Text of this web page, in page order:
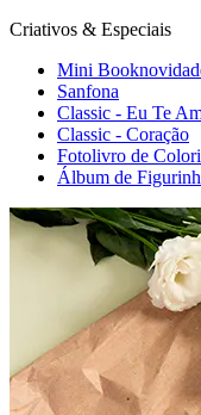
Criativos & Especiais
Mini Book
Sanfona
Classic - Eu Te
Classic - Coração
Fotolivro de
Álbum de